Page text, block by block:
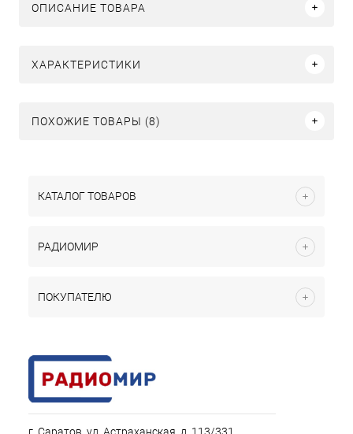
ОПИСАНИЕ ТОВАРА
ХАРАКТЕРИСТИКИ
ПОХОЖИЕ ТОВАРЫ (8)
КАТАЛОГ ТОВАРОВ
РАДИОМИР
ПОКУПАТЕЛЮ